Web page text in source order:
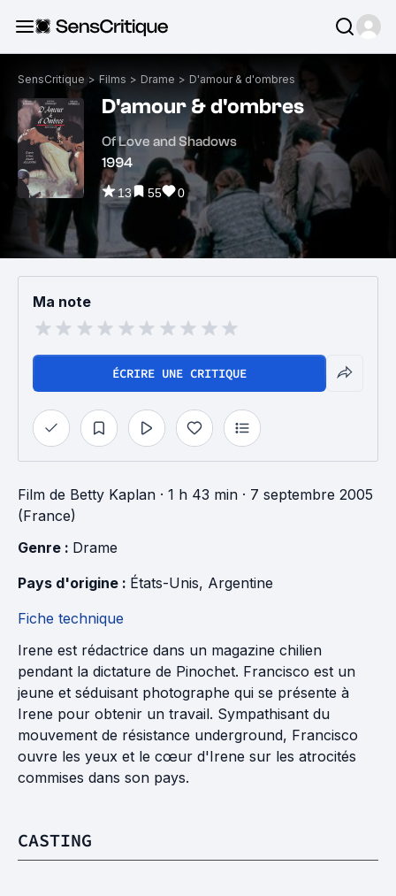
SensCritique > Films > Drame > D'amour & d'ombres
D'amour & d'ombres
Of Love and Shadows
1994
13 55 0
Ma note
ÉCRIRE UNE CRITIQUE
Film de Betty Kaplan · 1 h 43 min · 7 septembre 2005
(France)
Genre : Drame
Pays d'origine : États-Unis, Argentine
Fiche technique
Irene est rédactrice dans un magazine chilien
pendant la dictature de Pinochet. Francisco est un
jeune et séduisant photographe qui se présente à
Irene pour obtenir un travail. Sympathisant du
mouvement de résistance underground, Francisco
ouvre les yeux et le cœur d'Irene sur les atrocités
commises dans son pays.
CASTING